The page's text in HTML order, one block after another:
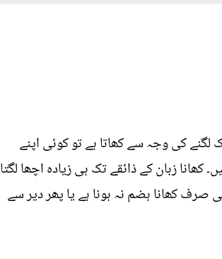
مرتبہ۔ کوئی بھوک لگنے کی وجہ سے کھاتا ہے تو کوئی اپنے
زبان کے ذائقے تک ہی زیادہ اچھا لگتا
صرف کھانا ہضم نہ ہونا ہے یا پھر دیر سے